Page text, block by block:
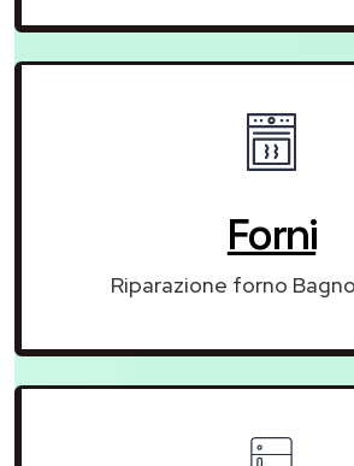
Forni
Riparazione forno